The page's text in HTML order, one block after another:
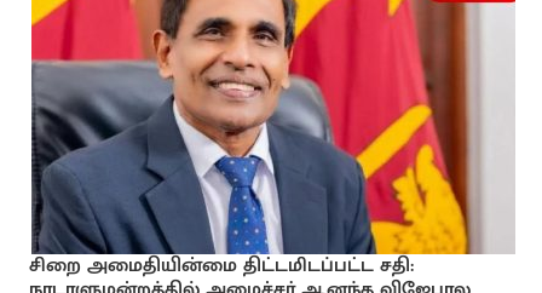
சிறை அமைதியின்மை திட்டமிடப்பட்ட சதி: